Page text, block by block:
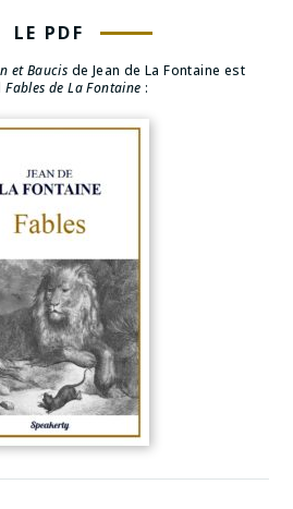
LE PDF
et Baucis de Jean de La Fontaine est
Fables de La Fontaine :